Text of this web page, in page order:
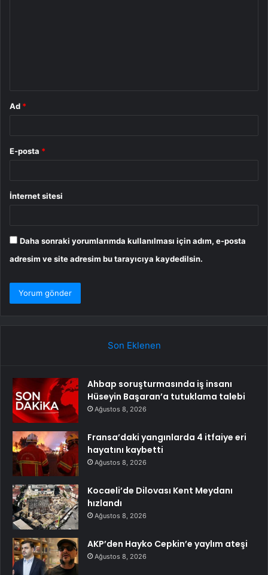
Ad *
E-posta *
İnternet sitesi
Daha sonraki yorumlarımda kullanılması için adım, e-posta
adresim ve site adresim bu tarayıcıya kaydedilsin.
Son Eklenen
Ahbap soruşturmasında iş insanı
Hüseyin Başaran’a tutuklama talebi
Ağustos 8, 2026
Fransa’daki yangınlarda 4 itfaiye eri
hayatını kaybetti
Ağustos 8, 2026
Kocaeli’de Dilovası Kent Meydanı
hızlandı
Ağustos 8, 2026
AKP’den Hayko Cepkin’e yaylım ateşi
Ağustos 8, 2026